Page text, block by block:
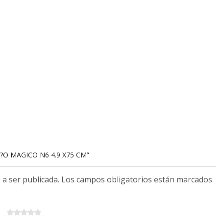
MAGICO N6 4.9 X75 CM”
ser publicada. Los campos obligatorios están marcados